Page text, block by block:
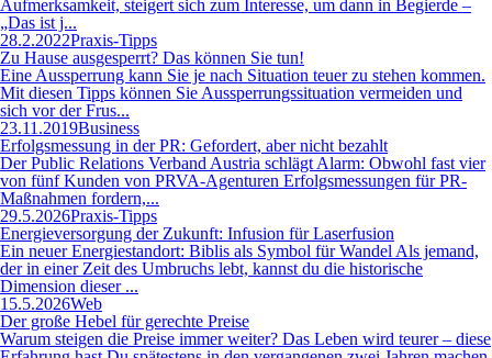
Aufmerksamkeit, steigert sich zum Interesse, um dann in Begierde –
„Das ist j...
28.2.2022Praxis-Tipps
Zu Hause ausgesperrt? Das können Sie tun!
Eine Aussperrung kann Sie je nach Situation teuer zu stehen kommen.
Mit diesen Tipps können Sie Aussperrungssituation vermeiden und
sich vor der Frus...
23.11.2019Business
Erfolgsmessung in der PR: Gefordert, aber nicht bezahlt
Der Public Relations Verband Austria schlägt Alarm: Obwohl fast vier
von fünf Kunden von PRVA-Agenturen Erfolgsmessungen für PR-
Maßnahmen fordern,...
29.5.2026Praxis-Tipps
Energieversorgung der Zukunft: Infusion für Laserfusion
Ein neuer Energiestandort: Biblis als Symbol für Wandel Als jemand,
der in einer Zeit des Umbruchs lebt, kannst du die historische
Dimension dieser ...
15.5.2026Web
Der große Hebel für gerechte Preise
Warum steigen die Preise immer weiter? Das Leben wird teurer – diese